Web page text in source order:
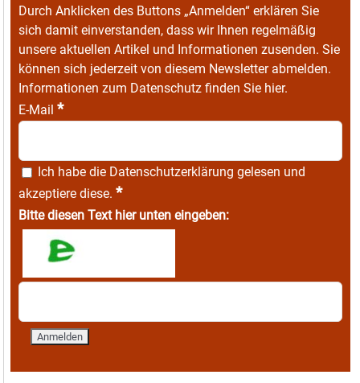
Durch Anklicken des Buttons „Anmelden“ erklären Sie
sich damit einverstanden, dass wir Ihnen regelmäßig
unsere aktuellen Artikel und Informationen zusenden. Sie
können sich jederzeit von diesem Newsletter abmelden.
Informationen zum Datenschutz finden Sie hier.
E-Mail *
Ich habe die Datenschutzerklärung gelesen und
akzeptiere diese. *
Bitte diesen Text hier unten eingeben: